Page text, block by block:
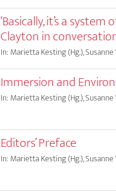
‘Basically, it’s a
Clayton in
In: Marietta Kesting (Hg.),
Immersion and
In: Marietta Kesting (Hg.),
Editors’ Preface
In: Marietta Kesting (Hg.),